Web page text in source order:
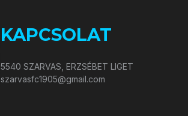
KAPCSOLAT
5540 SZARVAS, ERZSÉBET LIGET
szarvasfc1905@gmail.com